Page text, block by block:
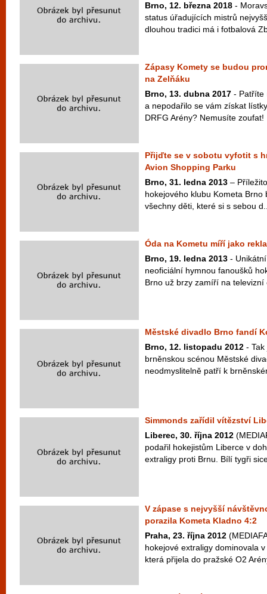
Brno, 12. března 2018 -
status úřadujících mistrů
dlouhou tradici má i fotbalová
Zápasy Komety se budou
na Zelňáku
Brno, 13. dubna 2017 - Patříte
a nepodařilo se vám získat
DRFG Arény? Nemusíte
Přijďte se v sobotu vyfotit s
Avion Shopping Parku
Brno, 31. ledna 2013 –
hokejového klubu Kometa
všechny děti, které si s sebou
Óda na Kometu míří jako
Brno, 19. ledna 2013 -
neoficiální hymnou fanoušků
Brno už brzy zamíří na televizní
Městské divadlo Brno fandí
Brno, 12. listopadu 2012 -
brněnskou scénou Městské
neodmyslitelně patří k
Simmonds zařídil vítězství
Liberec, 30. října 2012
podařil hokejistům Liberce v
extraligy proti Brnu. Bílí tygři
V zápase s nejvyšší
porazila Kometa Kladno 4:2
Praha, 23. října 2012
hokejové extraligy dominovala
která přijela do pražské O2